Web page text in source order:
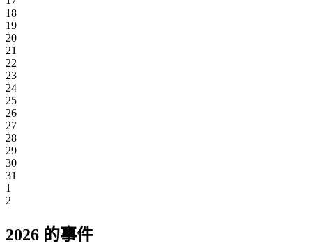
18
19
20
21
22
23
24
25
26
27
28
29
30
31
1
2
2026 的事件